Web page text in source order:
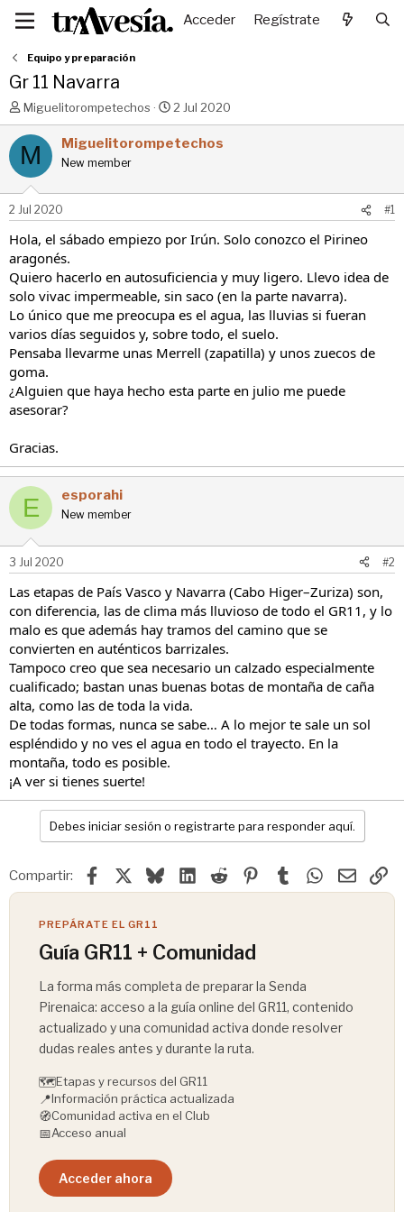
Acceder Regístrate
Equipo y preparación
Gr 11 Navarra
I
n
i
c
a
o
r
e
l
t
e
m
a
Miguelitorompetechos
F
e
c
i
n
i
o
2 Jul 2020
M Miguelitorompetechos
New member
2 Jul 2020 #1
Hola, el sábado empiezo por Irún. Solo conozco el Pirineo
aragonés.
Quiero hacerlo en autosuficiencia y muy ligero. Llevo idea de
solo vivac impermeable, sin saco (en la parte navarra).
Lo único que me preocupa es el agua, las lluvias si fueran
varios días seguidos y, sobre todo, el suelo.
Pensaba llevarme unas Merrell (zapatilla) y unos zuecos de
goma.
¿Alguien que haya hecho esta parte en julio me puede
asesorar?
Gracias.
E esporahi
New member
3 Jul 2020 #2
Las etapas de País Vasco y Navarra (Cabo Higer–Zuriza) son,
con diferencia, las de clima más lluvioso de todo el GR11, y lo
malo es que además hay tramos del camino que se
convierten en auténticos barrizales.
Tampoco creo que sea necesario un calzado especialmente
cualificado; bastan unas buenas botas de montaña de caña
alta, como las de toda la vida.
De todas formas, nunca se sabe… A lo mejor te sale un sol
espléndido y no ves el agua en todo el trayecto. En la
montaña, todo es posible.
¡A ver si tienes suerte!
Debes iniciar sesión o registrarte para responder aquí.
Compartir: FacebookBlueskyLinkedIn
Reddit Pinterest
Tumblr WhatsApp
Email
PREPÁRATE EL GR11
Guía GR11 + Comunidad
La forma más completa de preparar la Senda
Pirenaica: acceso a la guía online del GR11, contenido
actualizado y una comunidad activa donde resolver
dudas reales antes y durante la ruta.
🗺️Etapas y recursos del GR11
📍Información práctica actualizada
🧭Comunidad activa en el Club
📅Acceso anual
Acceder ahora